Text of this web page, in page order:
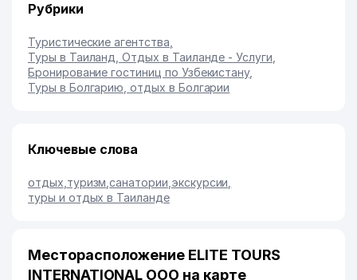
Рубрики
Туристические агентства
Туры в Таиланд, Отдых в Таиланде - Услуги
Бронирование гостиниц по Узбекистану,
Туры в Болгарию, отдых в Болгарии
Ключевые слова
отдых туризм ,санатории экскурсии
туры и отдых в Таиланде
Месторасположение ELITE TOURS
INTERNATIONAL ООО на карте